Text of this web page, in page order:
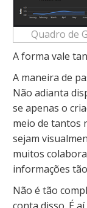
Quadro de
A forma vale
A maneira de
Não adianta
se apenas o
meio de tantos
sejam
muitos
informações
Não é tão